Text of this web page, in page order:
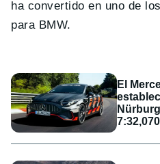
ha convertido en uno de
para BMW.
El